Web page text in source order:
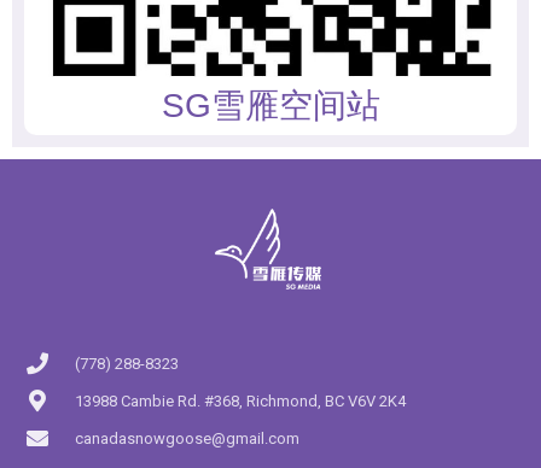
SG雪雁空间站
(778) 288-8323
13988 Cambie Rd. #368, Richmond, BC V6V 2K4
canadasnowgoose@gmail.com